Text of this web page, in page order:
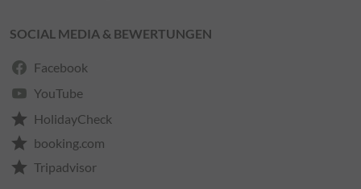
SOCIAL MEDIA & BEWERTUNGEN
Facebook
YouTube
star HolidayCheck
star booking.com
star Tripadvisor